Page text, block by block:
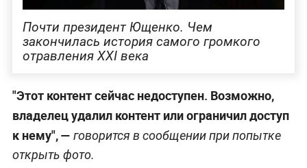
Почти президент Ющенко. Чем
закончилась история самого громкого
отравления XXI века
"Этот контент сейчас недоступен. Возможно,
владелец удалил контент или ограничил доступ
к нему", — говорится в сообщении при попытке
открыть фото.